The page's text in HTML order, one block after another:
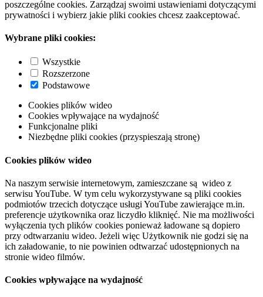
poszczególne cookies. Zarządzaj swoimi ustawieniami dotyczącymi
prywatności i wybierz jakie pliki cookies chcesz zaakceptować.
Wybrane pliki cookies:
Wszystkie
Rozszerzone
Podstawowe
Cookies plików wideo
Cookies wpływające na wydajność
Funkcjonalne pliki
Niezbędne pliki cookies (przyspieszają stronę)
Cookies plików wideo
Na naszym serwisie internetowym, zamieszczane są wideo z
serwisu YouTube. W tym celu wykorzystywane są pliki cookies
podmiotów trzecich dotyczące usługi YouTube zawierające m.in.
preferencje użytkownika oraz liczydło kliknięć. Nie ma możliwości
wyłączenia tych plików cookies ponieważ ładowane są dopiero
przy odtwarzaniu wideo. Jeżeli więc Użytkownik nie godzi się na
ich załadowanie, to nie powinien odtwarzać udostępnionych na
stronie wideo filmów.
Cookies wpływające na wydajność